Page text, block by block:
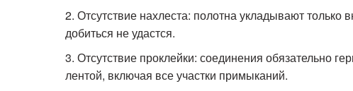
Отсутствие нахлеста: полотна укладывают только
добиться не удастся.
Отсутствие проклейки: соединения обязательно
лентой, включая все участки примыканий.